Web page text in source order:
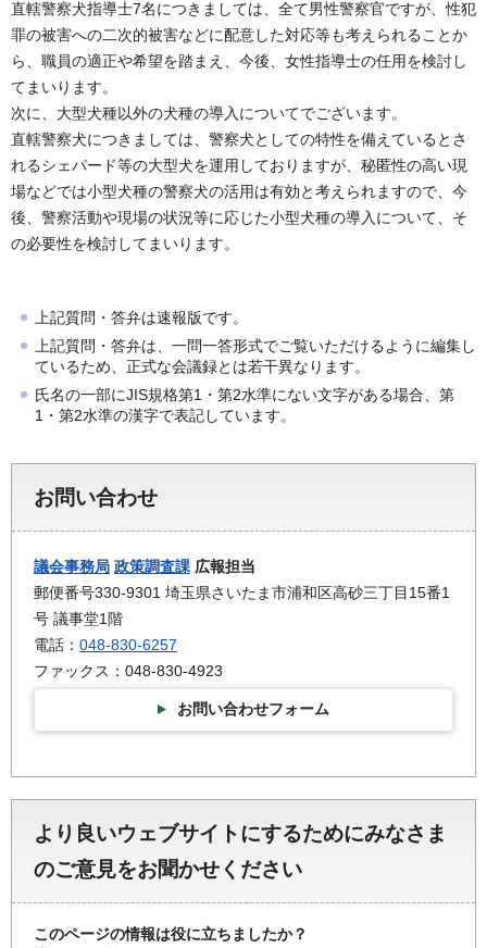
直轄警察犬指導士7名につきましては、全て男性警察官ですが、性犯
罪の被害への二次的被害などに配意した対応等も考えられることか
ら、職員の適正や希望を踏まえ、今後、女性指導士の任用を検討し
てまいります。
次に、大型犬種以外の犬種の導入についてでございます。
直轄警察犬につきましては、警察犬としての特性を備えているとさ
れるシェパード等の大型犬を運用しておりますが、秘匿性の高い現
場などでは小型犬種の警察犬の活用は有効と考えられますので、今
後、警察活動や現場の状況等に応じた小型犬種の導入について、そ
の必要性を検討してまいります。
上記質問・答弁は速報版です。
上記質問・答弁は、一問一答形式でご覧いただけるように編集し
ているため、正式な会議録とは若干異なります。
氏名の一部にJIS規格第1・第2水準にない文字がある場合、第
1・第2水準の漢字で表記しています。
お問い合わせ
議会事務局 政策調査課 広報担当
郵便番号330-9301 埼玉県さいたま市浦和区高砂三丁目15番1
号 議事堂1階
電話： 048-830-6257
ファックス：048-830-4923
お問い合わせフォーム
より良いウェブサイトにするためにみなさま
のご意見をお聞かせください
このページの情報は役に立ちましたか？